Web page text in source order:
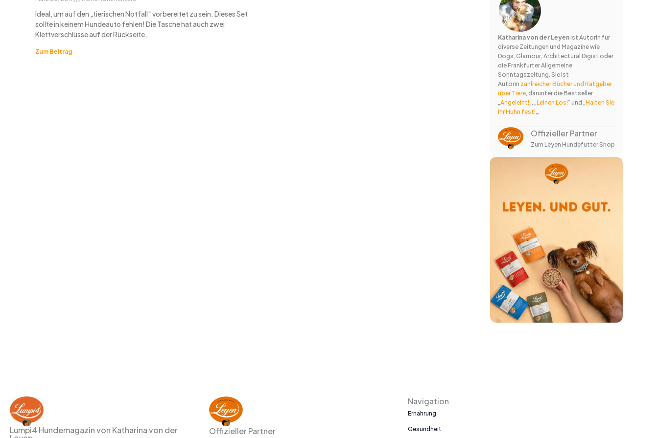
Ideal, um auf den „tierischen Notfall“ vorbereitet zu sein: Dieses Set
sollte in keinem Hundeauto fehlen! Die Tasche hat auch zwei
Klettverschlüsse auf der Rückseite,
Zum Beitrag
Katharina von der Leyen ist Autorin für
diverse Zeitungen und Magazine wie
Dogs, Glamour, Architectural Digist oder
die Frankfurter Allgemeine
Sonntagszeitung. Sie ist
Autorin zahlreicher Bücher und Ratgeber
über Tiere , darunter die Bestseller
„Angeleint! „, „Leinen Los!“ und „Halten Sie
Ihr Huhn fest!
Offizieller Partner
Zum Leyen Hundefutter Shop
Lumpi4 Hundemagazin von Katharina von der
Offizieller Partner
Navigation
Ernährung
Gesundheit